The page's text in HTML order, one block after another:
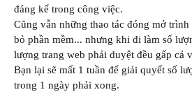
đáng kể trong công việc.
Cũng vẫn những thao tác đóng mở
bỏ phần mềm... nhưng khi đi làm số
lượng trang web phải duyệt đều gấp cả
Bạn lại sẽ mất 1 tuần để giải quyết số
trong 1 ngày phải xong.